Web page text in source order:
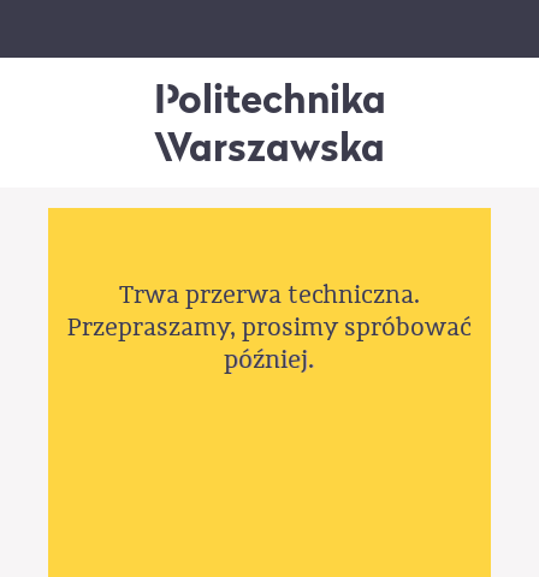
Politechnika
Warszawska
Trwa przerwa techniczna.
Przepraszamy, prosimy spróbować
później.